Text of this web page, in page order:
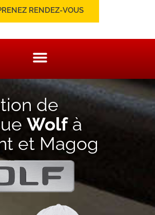
RENDEZ-VOUS
de
Wolfà
et Magog